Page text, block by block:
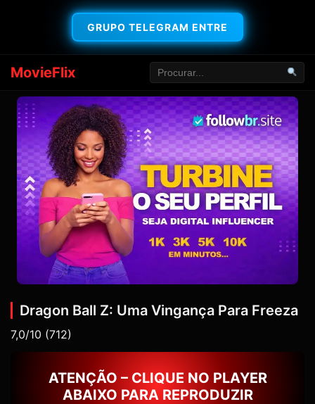
GRUPO TELEGRAM ENTRE
MovieFlix
Dragon Ball Z: Uma Vingança Para Freeza
7,0/10 (712)
ATENÇÃO – CLIQUE NO PLAYER
ABAIXO PARA REPRODUZIR